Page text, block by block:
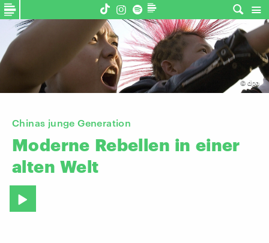
© dpa
Chinas junge Generation
Moderne Rebellen in einer
alten Welt